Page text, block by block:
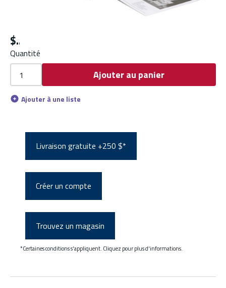
$
Quantité
Ajouter au panier
Ajouter à une liste
Livraison gratuite +250 $*
Créer un compte
Trouvez un magasin
*Certaines conditions s'appliquent. Cliquez pour plus d'informations.